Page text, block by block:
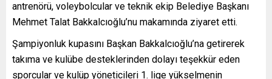
antrenörü, voleybolcular ve teknik ekip Belediye Başkanı
Mehmet Talat Bakkalcıoğlu’nu makamında ziyaret etti.
Şampiyonluk kupasını Başkan Bakkalcıoğlu’na getirerek
takıma ve kulübe desteklerinden dolayı teşekkür eden
sporcular ve kulüp yöneticileri 1. lige yükselmenin